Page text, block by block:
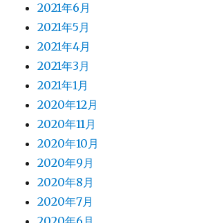
2021年6月
2021年5月
2021年4月
2021年3月
2021年1月
2020年12月
2020年11月
2020年10月
2020年9月
2020年8月
2020年7月